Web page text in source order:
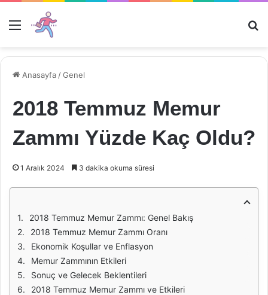
Menü
Anasayfa /Genel
2018 Temmuz Memur
Zammı Yüzde Kaç Oldu?
1 Aralık 2024 3 dakika okuma süresi
2018 Temmuz Memur Zammı: Genel Bakış
2018 Temmuz Memur Zammı Oranı
Ekonomik Koşullar ve Enflasyon
Memur Zammının Etkileri
Sonuç ve Gelecek Beklentileri
2018 Temmuz Memur Zammı ve Etkileri